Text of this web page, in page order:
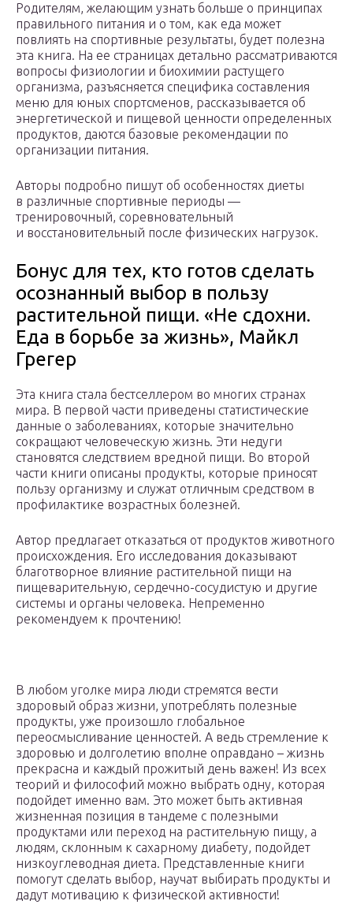
Родителям, желающим узнать больше о принципах
правильного питания и о том, как еда может
повлиять на спортивные результаты, будет полезна
эта книга. На ее страницах детально рассматриваются
вопросы физиологии и биохимии растущего
организма, разъясняется специфика составления
меню для юных спортсменов, рассказывается об
энергетической и пищевой ценности определенных
продуктов, даются базовые рекомендации по
организации питания.
Авторы подробно пишут об особенностях диеты
в различные спортивные периоды —
тренировочный, соревновательный
и восстановительный после физических нагрузок.
Бонус для тех, кто готов сделать
осознанный выбор в пользу
растительной пищи. «Не сдохни.
Еда в борьбе за жизнь», Майкл
Грегер
Эта книга стала бестселлером во многих странах
мира. В первой части приведены статистические
данные о заболеваниях, которые значительно
сокращают человеческую жизнь. Эти недуги
становятся следствием вредной пищи. Во второй
части книги описаны продукты, которые приносят
пользу организму и служат отличным средством в
профилактике возрастных болезней.
Автор предлагает отказаться от продуктов животного
происхождения. Его исследования доказывают
благотворное влияние растительной пищи на
пищеварительную, сердечно-сосудистую и другие
системы и органы человека. Непременно
рекомендуем к прочтению!
В любом уголке мира люди стремятся вести
здоровый образ жизни, употреблять полезные
продукты, уже произошло глобальное
переосмысливание ценностей. А ведь стремление к
здоровью и долголетию вполне оправдано – жизнь
прекрасна и каждый прожитый день важен! Из всех
теорий и философий можно выбрать одну, которая
подойдет именно вам. Это может быть активная
жизненная позиция в тандеме с полезными
продуктами или переход на растительную пищу, а
людям, склонным к сахарному диабету, подойдет
низкоуглеводная диета. Представленные книги
помогут сделать выбор, научат выбирать продукты и
дадут мотивацию к физической активности!